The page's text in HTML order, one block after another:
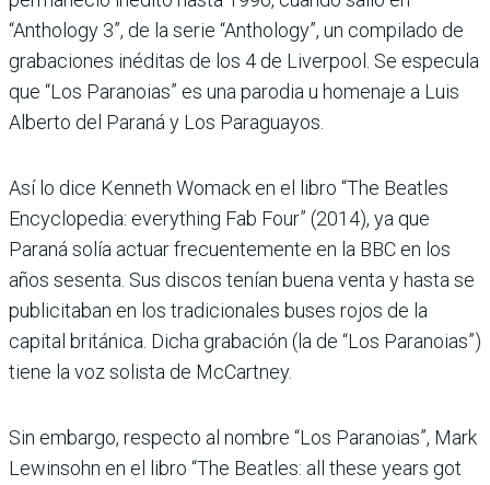
“Anthology 3”, de la serie “Anthology”, un compilado de
grabaciones inéditas de los 4 de Liverpool. Se especula
que “Los Paranoias” es una parodia u homenaje a Luis
Alberto del Paraná y Los Paraguayos.
Así lo dice Kenneth Womack en el libro “The Beatles
Encyclopedia: everything Fab Four” (2014), ya que
Paraná solía actuar frecuentemente en la BBC en los
años sesenta. Sus discos tenían buena venta y hasta se
publicitaban en los tradicionales buses rojos de la
capital británica. Dicha grabación (la de “Los Paranoias”)
tiene la voz solista de McCartney.
Sin embargo, respecto al nombre “Los Paranoias”, Mark
Lewinsohn en el libro “The Beatles: all these years got